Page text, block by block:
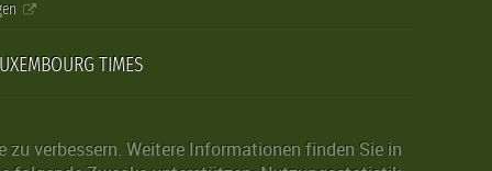
TIMES
verbessern. Weitere Informationen finden Sie in